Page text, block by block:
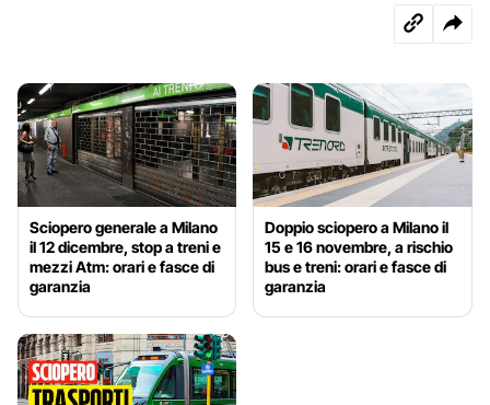
Sciopero generale a Milano
il 12 dicembre, stop a treni e
mezzi Atm: orari e fasce di
garanzia
Doppio sciopero a Milano il
15 e 16 novembre, a rischio
bus e treni: orari e fasce di
garanzia